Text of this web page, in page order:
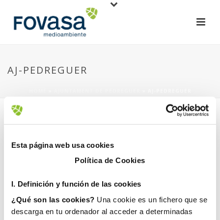
Esta página web usa cookies
Política de Cookies
I. Definición y función de las cookies
¿Qué son las cookies? Una cookie es un fichero que se
descarga en tu ordenador al acceder a determinadas
AJ-PEDREGUER
1 julio, 2024